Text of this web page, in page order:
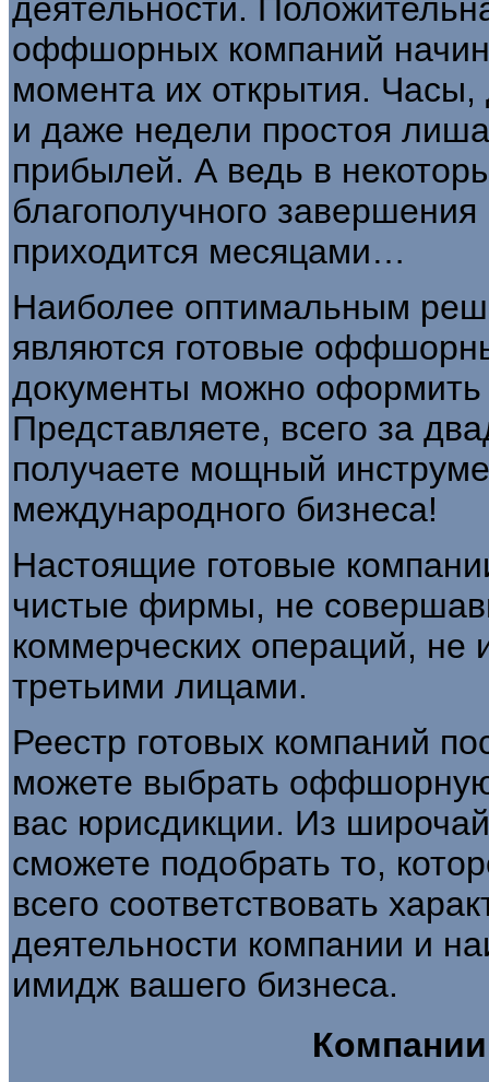
деятельности.
оффшорных компаний
момента их открытия.
и даже недели простоя
прибылей. А ведь в
благополучного
приходится месяцами…
Наиболее оптимальным
являются готовые
документы можно оформить
Представляете, всего за
получаете мощный
международного бизнеса!
Настоящие готовые
чистые фирмы, не
коммерческих операций, не
третьими лицами.
Реестр готовых компаний
можете выбрать
вас юрисдикции. Из
сможете подобрать то,
всего соответствовать
деятельности компании и
имидж вашего бизнеса.